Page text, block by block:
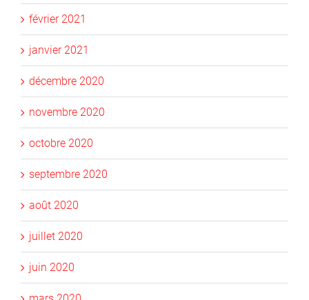
février 2021
janvier 2021
décembre 2020
novembre 2020
octobre 2020
septembre 2020
août 2020
juillet 2020
juin 2020